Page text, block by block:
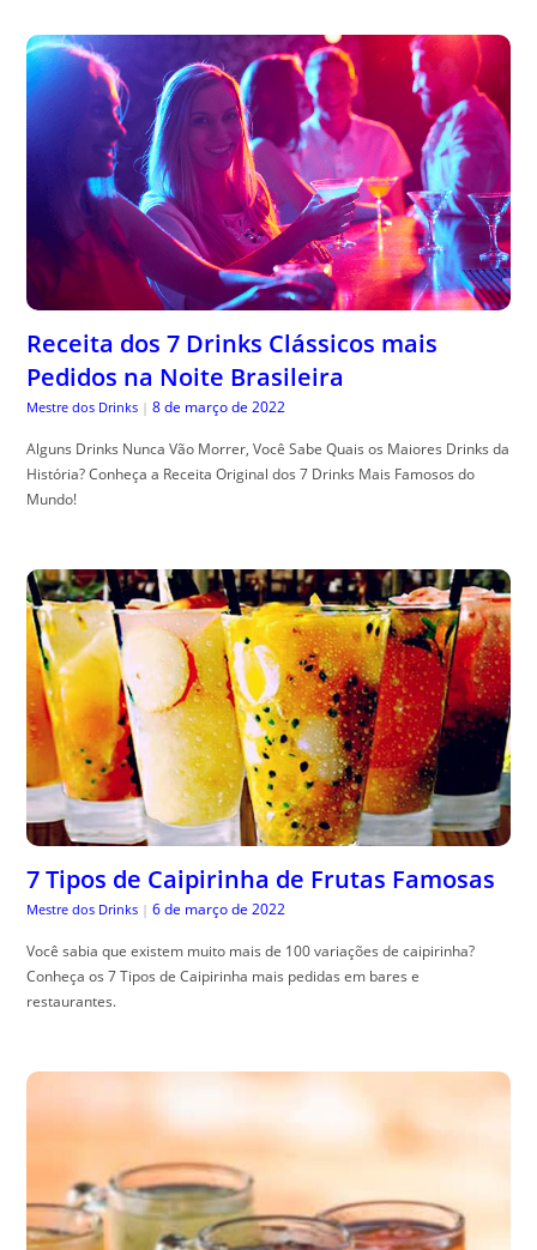
Receita dos 7 Drinks Clássicos mais
Pedidos na Noite Brasileira
Mestre dos Drinks | 8 de março de 2022
Alguns Drinks Nunca Vão Morrer, Você Sabe Quais os Maiores Drinks da
História? Conheça a Receita Original dos 7 Drinks Mais Famosos do
Mundo!
7 Tipos de Caipirinha de Frutas Famosas
Mestre dos Drinks | 6 de março de 2022
Você sabia que existem muito mais de 100 variações de caipirinha?
Conheça os 7 Tipos de Caipirinha mais pedidas em bares e
restaurantes.